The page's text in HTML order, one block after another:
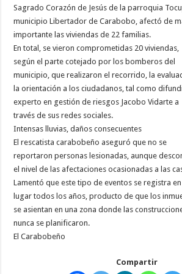
Sagrado Corazón de Jesús de la parroquia
municipio Libertador de Carabobo, afectó de
importante las viviendas de 22 familias.
En total, se vieron comprometidas 20 viviendas,
según el parte cotejado por los bomberos del
municipio, que realizaron el recorrido, la
la orientación a los ciudadanos, tal como
experto en gestión de riesgos Jacobo Vidarte a
través de sus redes sociales.
Intensas lluvias, daños consecuentes
El rescatista carabobeño aseguró que no se
reportaron personas lesionadas, aunque
el nivel de las afectaciones ocasionadas a las
Lamentó que este tipo de eventos se registra en
lugar todos los años, producto de que los
se asientan en una zona donde las
nunca se planificaron.
El Carabobeño
Compartir